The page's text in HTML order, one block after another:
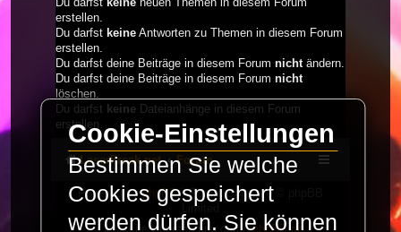
erstellen.
Du darfst keine Antworten zu Themen in diesem Forum
erstellen.
Du darfst deine Beiträge in diesem Forum nichtändern.
Du darfst deine Beiträge in diesem Forum nicht
löschen.
Du darfst keine Dateianhänge in diesem Forum
erstellen.
LaserFreak.net Forum
Powered byphpBB® Forum Software © phpBB
Limited
Deutsche Übersetzung durchphpBB.de
Cookie-Einstellungen
Bestimmen Sie welche
Cookies gespeichert
werden dürfen. Sie können